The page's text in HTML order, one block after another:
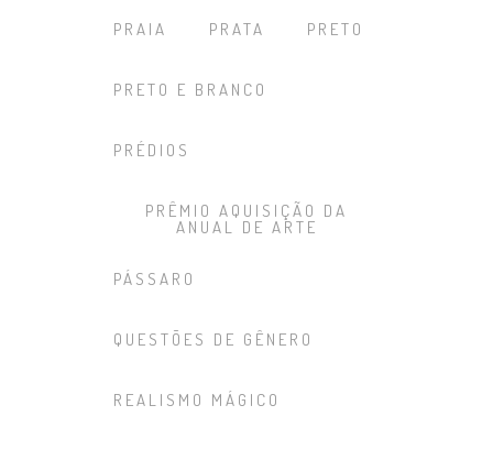
PRAIA PRATA PRETO
PRETO E BRANCO
PRÉDIOS
PRÊMIO AQUISIÇÃO DA
ANUAL DE ARTE
PÁSSARO
QUESTÕES DE GÊNERO
REALISMO MÁGICO